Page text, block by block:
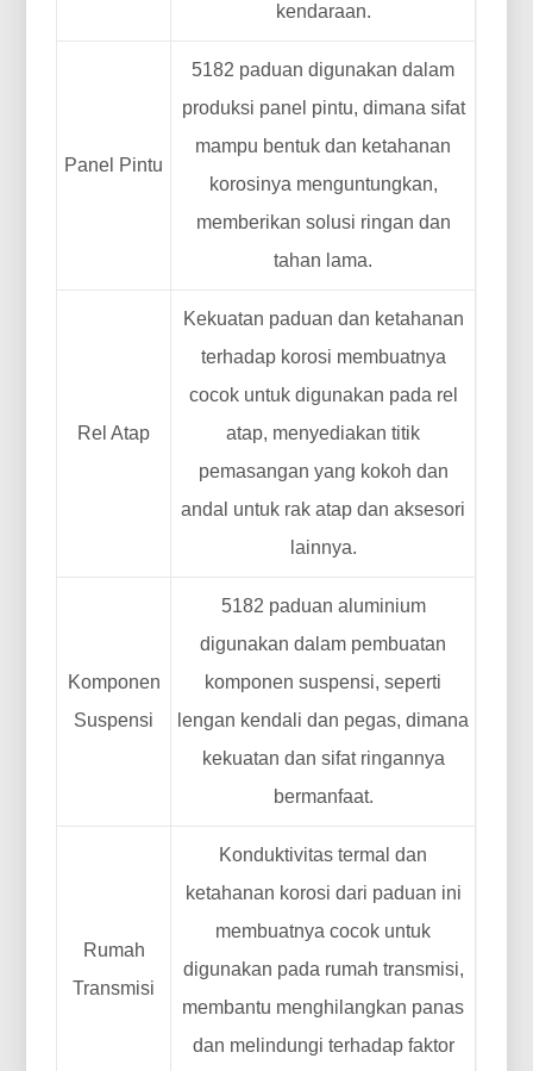
kendaraan.
Panel Pintu
5182 paduan digunakan dalam
produksi panel pintu, dimana sifat
mampu bentuk dan ketahanan
korosinya menguntungkan,
memberikan solusi ringan dan
tahan lama.
Rel Atap
Kekuatan paduan dan ketahanan
terhadap korosi membuatnya
cocok untuk digunakan pada rel
atap, menyediakan titik
pemasangan yang kokoh dan
andal untuk rak atap dan aksesori
lainnya.
Komponen
Suspensi
5182 paduan aluminium
digunakan dalam pembuatan
komponen suspensi, seperti
lengan kendali dan pegas, dimana
kekuatan dan sifat ringannya
bermanfaat.
Rumah
Transmisi
Konduktivitas termal dan
ketahanan korosi dari paduan ini
membuatnya cocok untuk
digunakan pada rumah transmisi,
membantu menghilangkan panas
dan melindungi terhadap faktor